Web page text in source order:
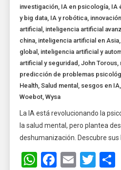
investigación, IA en psicología, IA
y big data, IA y robótica,
artificial , inteligencia artificial
china, inteligencia artificial en Asia,
global , inteligencia artificial y
artificial y seguridad ,John Torous,
predicción de problemas
Health,Salud mental , sesgos en IA
Woebot,Wysa
La IA está revolucionando la
la salud mental, pero plantea
deshumanización. Descubre sus
WhatsApp
Facebook
Email